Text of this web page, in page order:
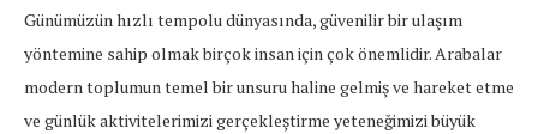
Günümüzün hızlı tempolu dünyasında, güvenilir bir ulaşım
yöntemine sahip olmak birçok insan için çok önemlidir. Arabalar
modern toplumun temel bir unsuru haline gelmiş ve hareket etme
ve günlük aktivitelerimizi gerçekleştirme yeteneğimizi büyük